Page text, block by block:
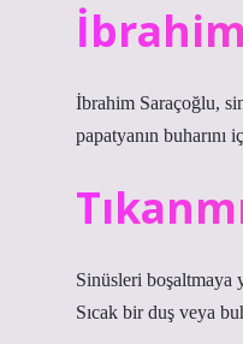
İbrahim Saraçoğlu,
papatyanın buharını
Sinüsleri boşaltmaya
Sıcak bir duş veya